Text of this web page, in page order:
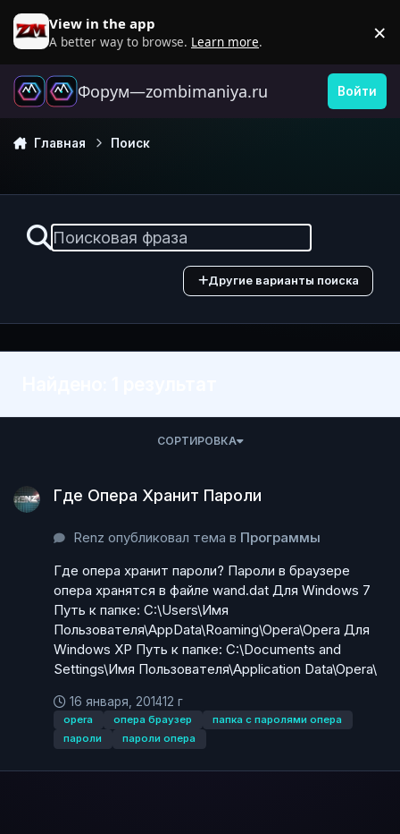
Перейти к содержанию
View in the app
A better way to browse. Learn more. ×
Форум—zombimaniya.ru Войти
Главная Поиск
Другие варианты поиска
СОРТИРОВКА
Где Опера Хранит Пароли
Renz опубликовал тема в Программы
Где опера хранит пароли? Пароли в браузере
опера хранятся в файле wand.dat Для Windows 7
Путь к папке: C:\Users\Имя
Пользователя\AppData\Roaming\Opera\Opera Для
Windows XP Путь к папке: C:\Documents and
Settings\Имя Пользователя\Application Data\Opera\
16 января, 201412 г
opera опера браузер
папка с паролями опера
пароли
пароли опера